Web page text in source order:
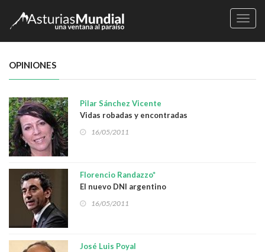
OPINIONES
Pilar Sánchez Vicente
Vidas robadas y encontradas
16/05/2011
Florencio Randazzo*
El nuevo DNI argentino
16/05/2011
José Luis Poyal